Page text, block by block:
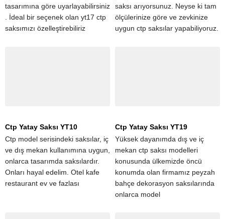
tasarımına göre uyarlayabilirsiniz
. İdeal bir seçenek olan yt17 ctp
saksımızı özelleştirebiliriz
saksı arıyorsunuz. Neyse ki tam
ölçülerinize göre ve zevkinize
uygun ctp saksılar yapabiliyoruz.
Ctp Yatay Saksı YT10
Ctp model serisindeki saksılar, iç
ve dış mekan kullanımına uygun,
onlarca tasarımda saksılardır.
Onları hayal edelim. Otel kafe
restaurant ev ve fazlası
Ctp Yatay Saksı YT19
Yüksek dayanımda dış ve iç
mekan ctp saksı modelleri
konusunda ülkemizde öncü
konumda olan firmamız peyzah
bahçe dekorasyon saksılarında
onlarca model